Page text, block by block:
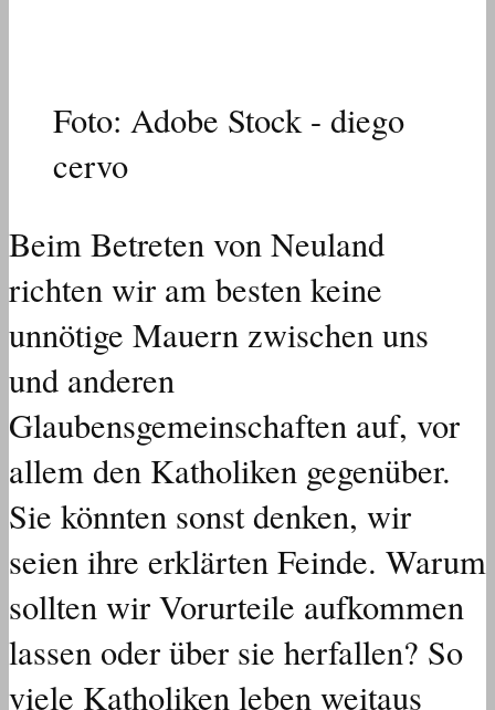
Foto: Adobe Stock - diego
cervo
Beim Betreten von Neuland
richten wir am besten keine
unnötige Mauern zwischen uns
und anderen
Glaubensgemeinschaften auf, vor
allem den Katholiken gegenüber.
Sie könnten sonst denken, wir
seien ihre erklärten Feinde. Warum
sollten wir Vorurteile aufkommen
lassen oder über sie herfallen? So
viele Katholiken leben weitaus